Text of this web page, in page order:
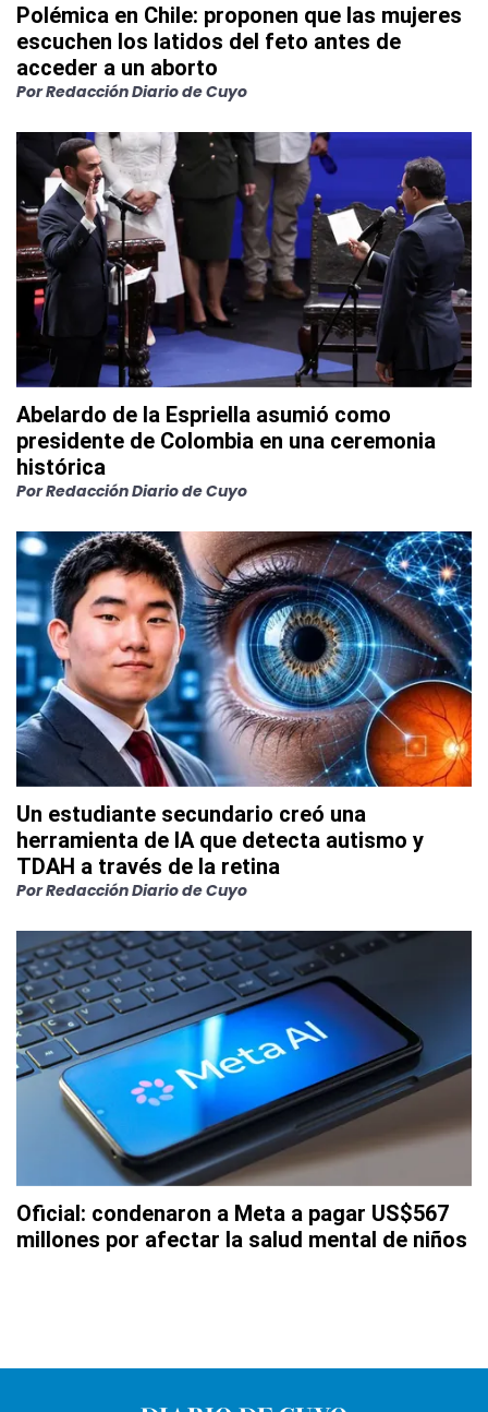
Polémica en Chile: proponen que las mujeres
escuchen los latidos del feto antes de
acceder a un aborto
PorRedacción Diario de Cuyo
Abelardo de la Espriella asumió como
presidente de Colombia en una ceremonia
histórica
PorRedacción Diario de Cuyo
Un estudiante secundario creó una
herramienta de IA que detecta autismo y
TDAH a través de la retina
PorRedacción Diario de Cuyo
Oficial: condenaron a Meta a pagar US$567
millones por afectar la salud mental de niños